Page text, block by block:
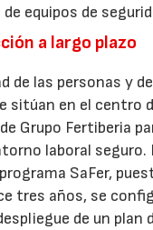
equipos de
a largo plazo
de las personas y
sitúan en el centro
Grupo Fertiberia
laboral seguro.
SaFer,
tres años, se
de un plan